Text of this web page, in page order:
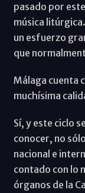
pasado por
música
un esfuerzo
que
Málaga cuenta
muchísima
Sí, y este ciclo
conocer, no
nacional e
contado con lo
órganos de la